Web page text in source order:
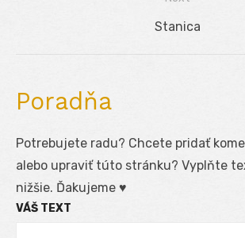
Next
Stanica
Poradňa
Potrebujete radu? Chcete pridať
alebo upraviť túto stránku? Vyplňte
nižšie. Ďakujeme ♥
VÁŠ TEXT